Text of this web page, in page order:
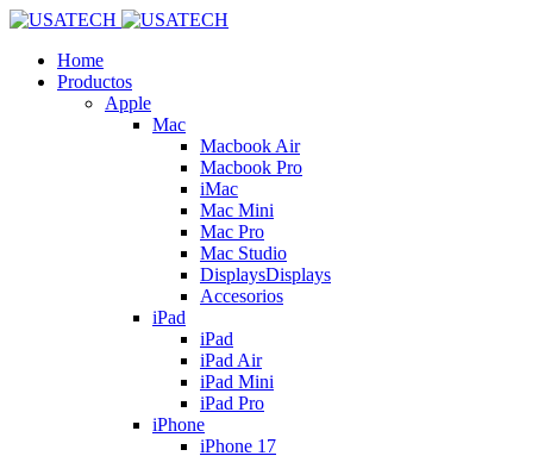
Home
Productos
Apple
Mac
Macbook Air
Macbook Pro
iMac
Mac Mini
Mac Pro
Mac Studio
DisplaysDisplays
Accesorios
iPad
iPad
iPad Air
iPad Mini
iPad Pro
iPhone
iPhone 17